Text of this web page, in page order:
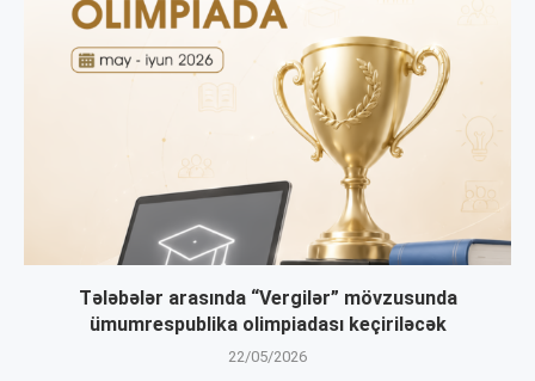
Tələbələr arasında “Vergilər” mövzusunda
ümumrespublika olimpiadası keçiriləcək
22/05/2026